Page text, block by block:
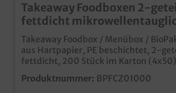
Takeaway Foodboxen 2-
fettdicht
1000ml/2000ml zur
Takeaway Foodbox / Menübox /
aus Hartpapier, PE beschichtet, 2-
fettdicht, 200 Stück im Karton
1000ml (600+400) 160x138x50mm
(1250+750)
Produktnummer: BPFCZ01000